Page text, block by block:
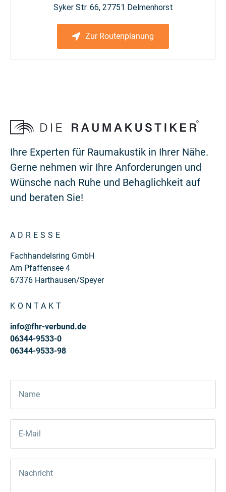
Syker Str. 66, 27751 Delmenhorst
Zur Routenplanung
Ihre Experten für Raumakustik in Ihrer Nähe.
Gerne nehmen wir Ihre Anforderungen und
Wünsche nach Ruhe und Behaglichkeit auf
und beraten Sie!
ADRESSE
Fachhandelsring GmbH
Am Pfaffensee 4
67376 Harthausen/Speyer
KONTAKT
info@fhr-verbund.de
06344-9533-0
06344-9533-98